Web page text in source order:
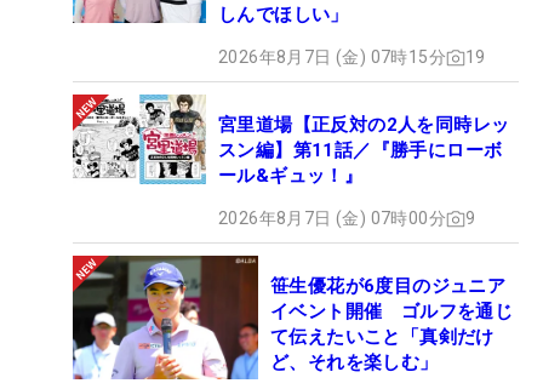
しんでほしい」
2026年8月7日 (金) 07時15分 19
宮里道場【正反対の2人を同時レッ
スン編】第11話／『勝手にローボ
ール&ギュッ！』
2026年8月7日 (金) 07時00分 9
笹生優花が6度目のジュニア
イベント開催 ゴルフを通じ
て伝えたいこと「真剣だけ
ど、それを楽しむ」